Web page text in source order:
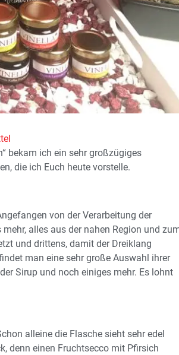
bekam ich ein sehr großzügiges
die ich Euch heute vorstelle.
von der Verarbeitung der
alles aus der nahen Region und
und drittens, damit der Dreiklang
man eine sehr große Auswahl ihrer
Sirup und noch einiges mehr. Es lohnt
alleine die Flasche sieht sehr edel
denn einen Fruchtsecco mit Pfirsich